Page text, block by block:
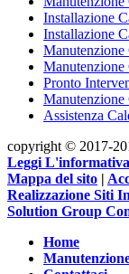
Installazione
Installazione
Manutenzione
Pronto
Manutenzione
Assistenza
copyright © 2017-
Leggi
Mappa del sito |
Realizzazione Siti
Solution Group
Home